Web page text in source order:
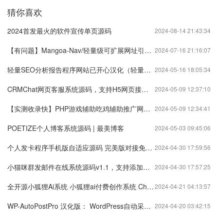
猜你喜欢
2024-08-14 21:43:34
2024首发最火的软件宣传单页源码
2024-07-16 21:16:07
【有问题】Mangoa-Nav/轻量级可扩展网址引导系统集成多套模板带后台无需授权
2024-05-16 18:05:34
轻量SEO分析报告程序网站已开心汉化（轻量搜索引擎）
2024-05-09 12:37:10
CRMChat网页客服系统源码，支持H5网页接入（在线客服crm系统）
2024-05-09 12:34:41
【实测收录快】PHP游戏辅助吃鸡辅助推广网站源码（游戏辅助官网源码）
2024-05-03 09:45:06
POETIZE个人博客系统源码 | 最美博客
2024-04-30 17:59:56
个人发卡程序手机版自适应源码 完美版对接免签约
2024-04-30 17:57:25
小猫咪群发邮件在线系统源码v1.1，支持添加附件（猫咪发送邮件获取最新域名）
2024-04-21 04:13:57
全开源小狐狸Ai系统 小狐狸ai付费创作系统 ChatGPT智能机器人2.7.6开心版
2024-04-20 03:42:15
WP-AutoPostPro 汉化版： WordPress自动采集发布插件